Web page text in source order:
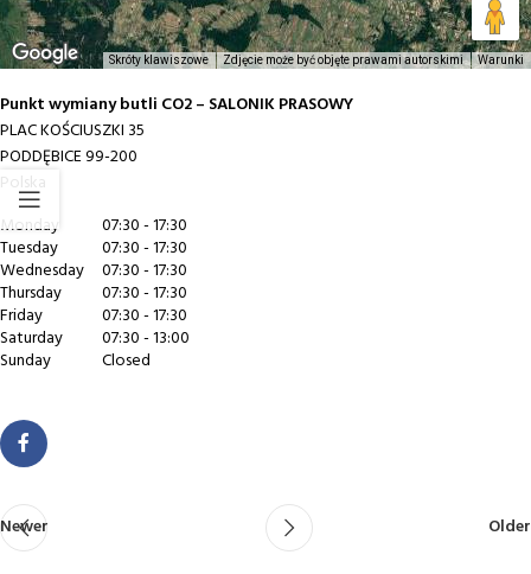
Skróty klawiszowe Zdjęcie może być objęte prawami autorskimi Warunki
Punkt wymiany butli CO2 – SALONIK PRASOWY
PLAC KOŚCIUSZKI 35
PODDĘBICE99-200
Polska
Monday
07:30 - 17:30
Tuesday
07:30 - 17:30
Wednesday
07:30 - 17:30
Thursday
07:30 - 17:30
Friday
07:30 - 17:30
Saturday
07:30 - 13:00
Sunday
Closed
Newer Older